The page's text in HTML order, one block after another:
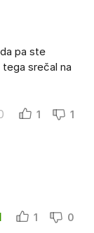
pa ste
srečal na
1 1
1 0